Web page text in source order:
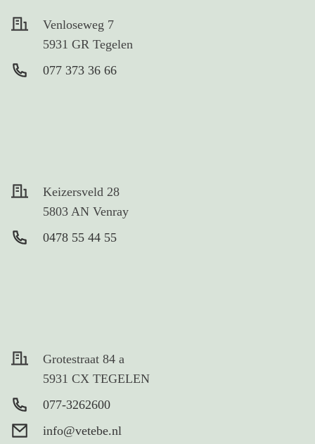
Venloseweg 7
5931 GR Tegelen
077 373 36 66
Keizersveld 28
5803 AN Venray
0478 55 44 55
Grotestraat 84 a
5931 CX TEGELEN
077-3262600
info@vetebe.nl